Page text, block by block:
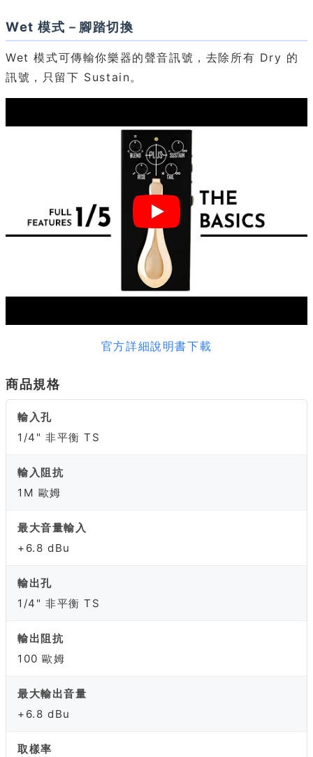
Wet 模式－腳踏切換
Wet 模式可傳輸你樂器的聲音訊號，去除所有 Dry 的
訊號，只留下 Sustain。
官方詳細說明書下載
商品規格
輸入孔
1/4" 非平衡 TS
輸入阻抗
1M 歐姆
最大音量輸入
+6.8 dBu
輸出孔
1/4" 非平衡 TS
輸出阻抗
100 歐姆
最大輸出音量
+6.8 dBu
取樣率